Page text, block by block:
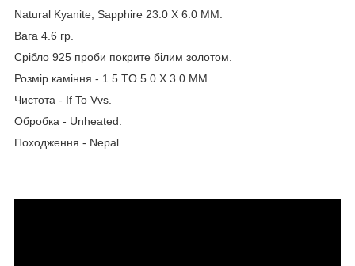
Natural Kyanite, Sapphire 23.0 X 6.0 MM.
Вага 4.6 гр.
Срібло 925 проби покрите білим золотом.
Розмір каміння - 1.5 TO 5.0 X 3.0 MM.
Чистота - If To Vvs.
Обробка - Unheated.
Походження - Nepal.